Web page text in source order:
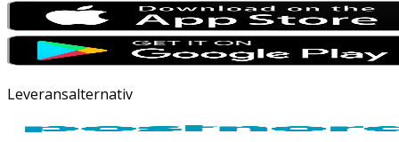
Leveransalternativ